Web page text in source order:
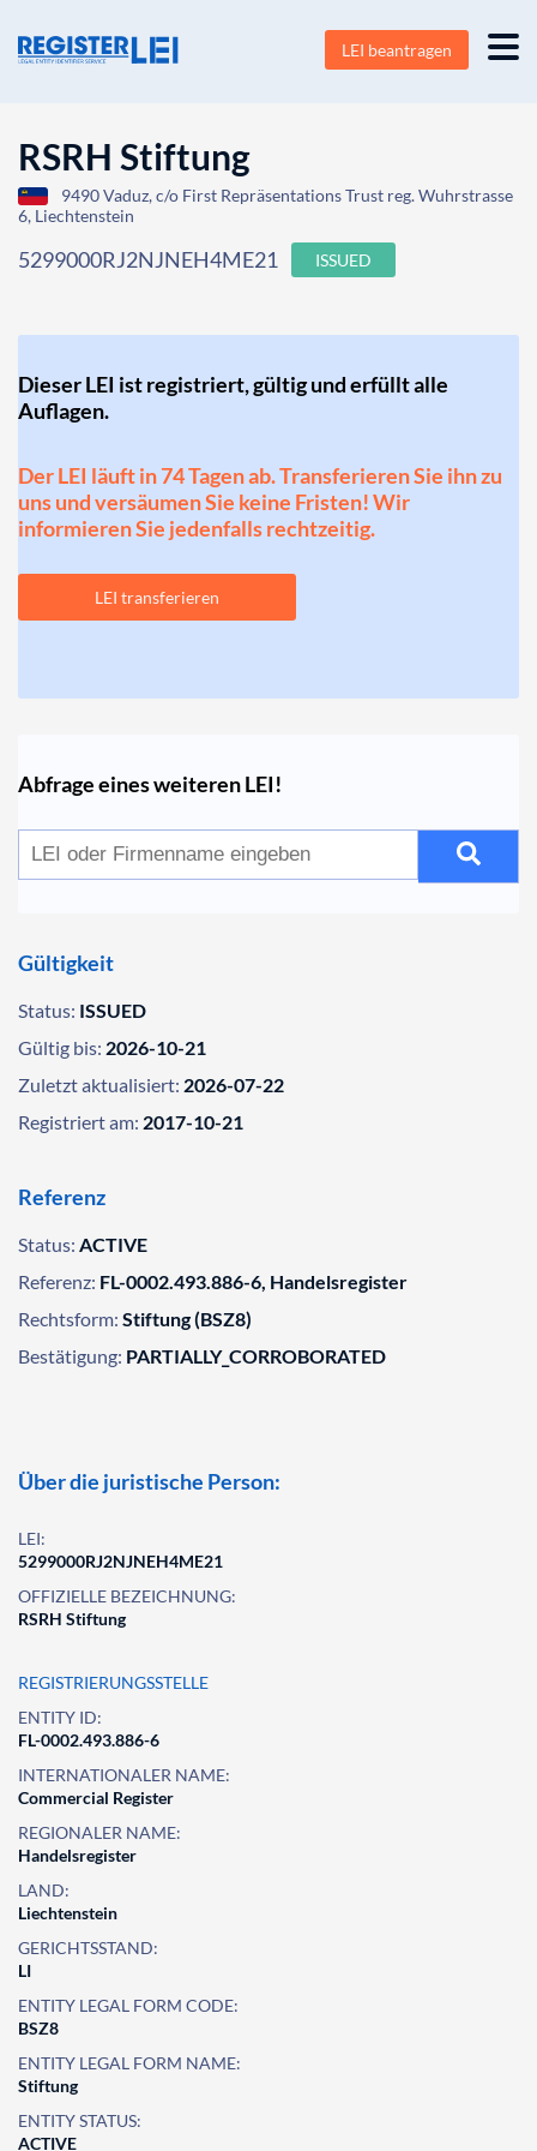
LEI beantragen
RSRH Stiftung
9490 Vaduz, c/o First Repräsentations Trust reg. Wuhrstrasse
6, Liechtenstein
5299000RJ2NJNEH4ME21 ISSUED
Dieser LEI ist registriert, gültig und erfüllt alle
Auflagen.
Der LEI läuft in 74 Tagen ab. Transferieren Sie ihn zu
uns und versäumen Sie keine Fristen! Wir
informieren Sie jedenfalls rechtzeitig.
LEI transferieren
Abfrage eines weiteren LEI!
Gültigkeit
Status: ISSUED
Gültig bis: 2026-10-21
Zuletzt aktualisiert: 2026-07-22
Registriert am: 2017-10-21
Referenz
Status: ACTIVE
Referenz: FL-0002.493.886-6, Handelsregister
Rechtsform: Stiftung (BSZ8)
Bestätigung: PARTIALLY_CORROBORATED
Über die juristische Person:
LEI:
5299000RJ2NJNEH4ME21
OFFIZIELLE BEZEICHNUNG:
RSRH Stiftung
REGISTRIERUNGSSTELLE
ENTITY ID:
FL-0002.493.886-6
INTERNATIONALER NAME:
Commercial Register
REGIONALER NAME:
Handelsregister
LAND:
Liechtenstein
GERICHTSSTAND:
LI
ENTITY LEGAL FORM CODE:
BSZ8
ENTITY LEGAL FORM NAME:
Stiftung
ENTITY STATUS:
ACTIVE